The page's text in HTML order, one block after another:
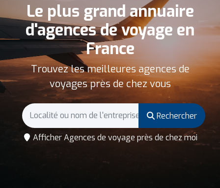
Le plus grand annuaire
d'agences de voyage en
France
Trouvez les meilleures agences de
voyages près de chez vous
Rechercher
Afficher Agences de voyage près de chez moi